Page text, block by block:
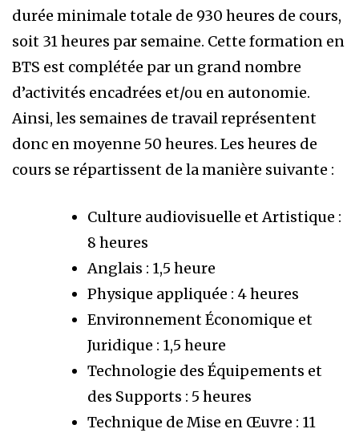
durée minimale totale de 930 heures de cours,
soit 31 heures par semaine. Cette formation en
BTS est complétée par un grand nombre
d’activités encadrées et/ou en autonomie.
Ainsi, les semaines de travail représentent
donc en moyenne 50 heures. Les heures de
cours se répartissent de la manière suivante :
Culture audiovisuelle et Artistique :
8 heures
Anglais : 1,5 heure
Physique appliquée : 4 heures
Environnement Économique et
Juridique : 1,5 heure
Technologie des Équipements et
des Supports : 5 heures
Technique de Mise en Œuvre : 11